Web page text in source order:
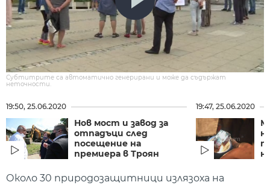
Субтитрите са автоматично генерирани и може да съдържат
неточности.
19:50, 25.06.2020
Нов мост и завод за
отпадъци след
посещение на
премиера в Троян
19:47, 25.06.2020
Около 30 природозащитници излязоха на